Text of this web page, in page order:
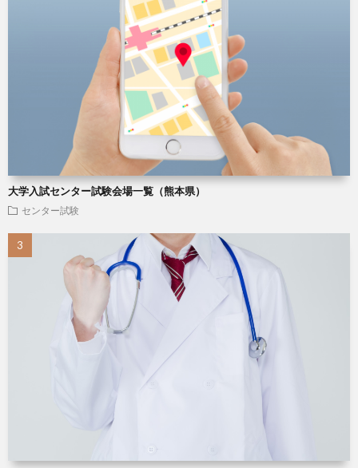
大学入試センター試験会場一覧（熊本県）
センター試験